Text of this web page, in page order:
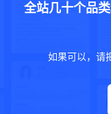
全站几十个品
如果可以，请